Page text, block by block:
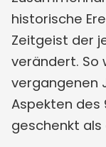
historische
Zeitgeist der
verändert. So
vergangenen
Aspekten des
geschenkt